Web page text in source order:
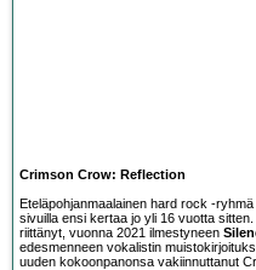
Crimson Crow: Reflection
Eteläpohjanmaalainen hard rock -ryhmä
sivuilla ensi kertaa jo yli 16 vuotta
riittänyt, vuonna 2021 ilmestyneen
edesmenneen vokalistin
uuden kokoonpanonsa vakiinnuttanut